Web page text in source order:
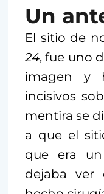
Un
El sitio de
24, fue uno
imagen y
incisivos
mentira se
a que el
que era
dejaba ver